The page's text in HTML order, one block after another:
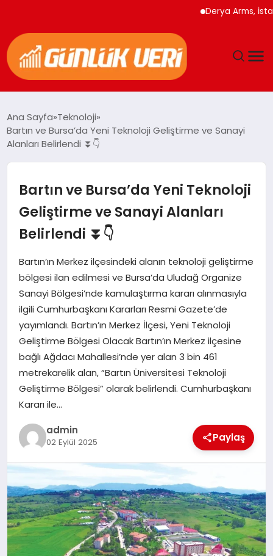
Derya Arms,
GÜNDEM
EKONOMI
GENEL
SPOR
TEKNOLOJI
Ana Sayfa Teknoloji
Bartın ve Bursa’da Yeni Teknoloji Geliştirme ve Sanayi
Alanları Belirlendi ⏬👇
Bartın ve Bursa’da Yeni Teknoloji
Geliştirme ve Sanayi Alanları
Belirlendi ⏬👇
Bartın’ın Merkez ilçesindeki alanın teknoloji geliştirme
bölgesi ilan edilmesi ve Bursa’da Uludağ Organize
Sanayi Bölgesi’nde kamulaştırma kararı alınmasıyla
ilgili Cumhurbaşkanı Kararları Resmi Gazete’de
yayımlandı. Bartın’ın Merkez İlçesi, Yeni Teknoloji
Geliştirme Bölgesi Olacak Bartın’ın Merkez ilçesine
bağlı Ağdacı Mahallesi’nde yer alan 3 bin 461
metrekarelik alan, “Bartın Üniversitesi Teknoloji
Geliştirme Bölgesi” olarak belirlendi. Cumhurbaşkanı
Kararı ile…
admin
02 Eylül 2025 Paylaş